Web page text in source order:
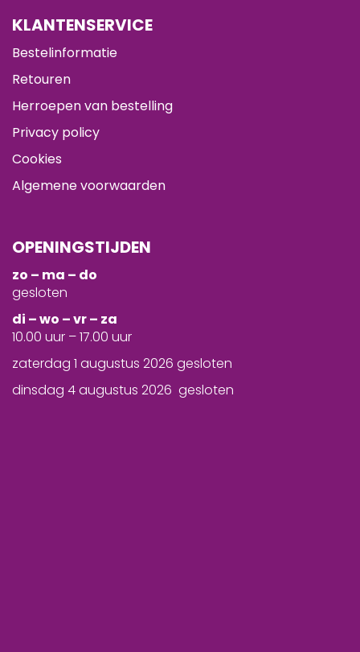
KLANTENSERVICE
Bestelinformatie
Retouren
Herroepen van bestelling
Privacy policy
Cookies
Algemene voorwaarden
OPENINGSTIJDEN
zo – ma – do
gesloten
di – wo – vr – za
10.00 uur – 17.00 uur
zaterdag 1 augustus 2026 gesloten
dinsdag 4 augustus 2026 gesloten